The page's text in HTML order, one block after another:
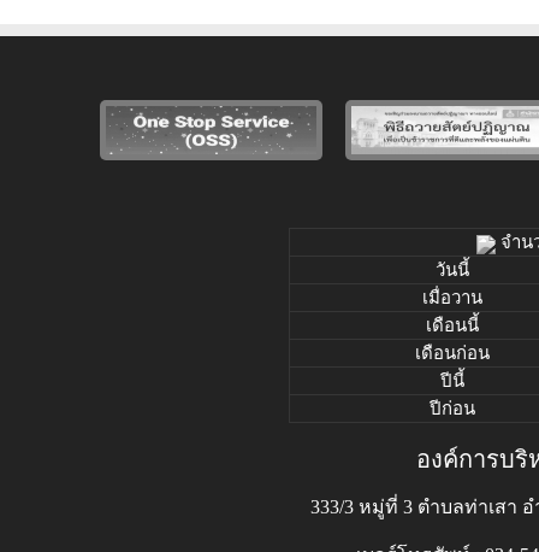
จำน
วันนี้
เมื่อวาน
เดือนนี้
เดือนก่อน
ปีนี้
ปีก่อน
องค์การบริ
333/3 หมู่ที่ 3 ตำบลท่าเสา